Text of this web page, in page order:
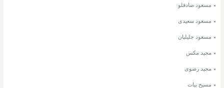
مسعود صادقلو
مسعود سعیدی
مسعود جلیلیان
مجید مکس
مجید رضوی
مسیح بیات